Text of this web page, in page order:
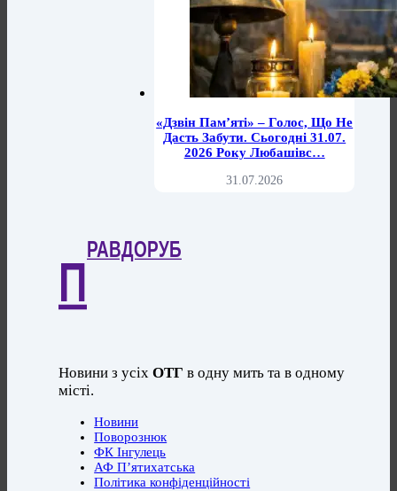
«Дзвін Пам’яті» – Голос, Що Не
Дасть Забути. Сьогодні 31.07.
2026 Року Любашівс…
31.07.2026
П
РАВДОРУБ
Новини з усіхОТГ в одну мить та в одному
місті.
Новини
Поворознюк
ФК Інгулець
АФ П’ятихатська
Політика конфіденційності